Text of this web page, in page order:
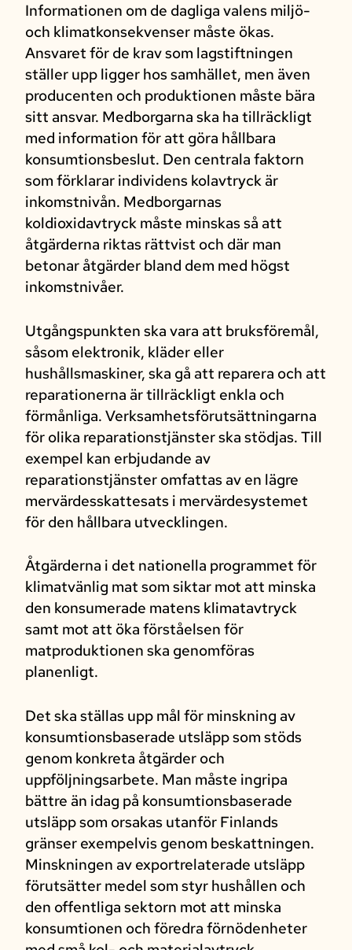
Informationen om de dagliga valens miljö-
och klimatkonsekvenser måste ökas.
Ansvaret för de krav som lagstiftningen
ställer upp ligger hos samhället, men även
producenten och produktionen måste bära
sitt ansvar. Medborgarna ska ha tillräckligt
med information för att göra hållbara
konsumtionsbeslut. Den centrala faktorn
som förklarar individens kolavtryck är
inkomstnivån. Medborgarnas
koldioxidavtryck måste minskas så att
åtgärderna riktas rättvist och där man
betonar åtgärder bland dem med högst
inkomstnivåer.
Utgångspunkten ska vara att bruksföremål,
såsom elektronik, kläder eller
hushållsmaskiner, ska gå att reparera och att
reparationerna är tillräckligt enkla och
förmånliga. Verksamhetsförutsättningarna
för olika reparationstjänster ska stödjas. Till
exempel kan erbjudande av
reparationstjänster omfattas av en lägre
mervärdesskattesats i mervärdesystemet
för den hållbara utvecklingen.
Åtgärderna i det nationella programmet för
klimatvänlig mat som siktar mot att minska
den konsumerade matens klimatavtryck
samt mot att öka förståelsen för
matproduktionen ska genomföras
planenligt.
Det ska ställas upp mål för minskning av
konsumtionsbaserade utsläpp som stöds
genom konkreta åtgärder och
uppföljningsarbete. Man måste ingripa
bättre än idag på konsumtionsbaserade
utsläpp som orsakas utanför Finlands
gränser exempelvis genom beskattningen.
Minskningen av exportrelaterade utsläpp
förutsätter medel som styr hushållen och
den offentliga sektorn mot att minska
konsumtionen och föredra förnödenheter